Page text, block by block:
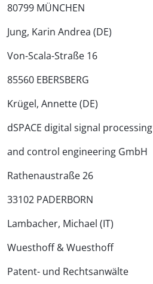
80799 MÜNCHEN
Jung, Karin Andrea (DE)
Von-Scala-Straße 16
85560 EBERSBERG
Krügel, Annette (DE)
dSPACE digital signal processing
and control engineering GmbH
Rathenaustraße 26
33102 PADERBORN
Lambacher, Michael (IT)
Wuesthoff & Wuesthoff
Patent- und Rechtsanwälte